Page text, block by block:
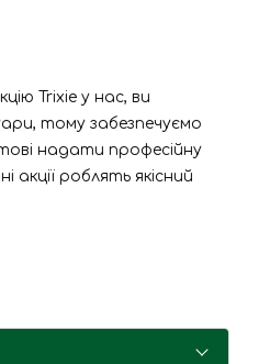
Trixie у нас, ви
тому забезпечуємо
надати професійну
роблять якісний